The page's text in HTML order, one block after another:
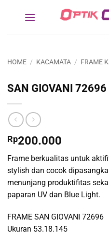
HOME / KACAMATA / FRAME
SAN GIOVANI 72696
Rp200.000
Frame berkualitas untuk
stylish dan cocok
menunjang produktifitas
paparan UV dan Blue Light.
FRAME SAN GIOVANI 72696
Ukuran 53.18.145